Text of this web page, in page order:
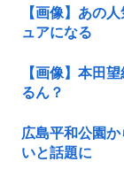
【画像】あの
ュアになる
【画像】本田
るん？
広島平和公園
いと話題に